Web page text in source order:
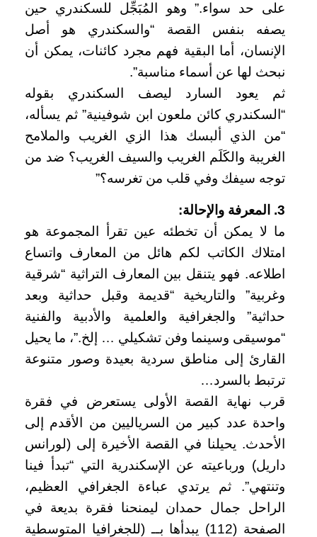
على حد سواء.” وهو المُبَجِّل للسكندري حين
يصفه بنفس القصة “والسكندري هو أصل
الإنسان، أما البقية فهم مجرد كائنات، يمكن أن
نبحث لها عن أسماء مناسبة”.
ثم يعود السارد ليصف السكندري بقوله
“السكندري كائن ملعون ابن شوفينية” ثم يسأله،
“من الذي ألبسك هذا الزي الغريب والملامح
الغريبة والكَلَم الغريب والسيف الغريب؟ ضد من
توجه سيفك وفي قلب من تغرسه؟”
3. المعرفة والإحالة:
ما لا يمكن أن تخطئه عين تقرأ المجموعة هو
امتلاك الكاتب لكم هائل من المعارف واتساع
اطلاعه. فهو يتنقل بين المعارف التراثية “شرقية
وغربية” والتاريخية “قديمة وقبل حداثية وبعد
حداثية” والجغرافية والعلمية والأدبية والفنية
“موسيقى وسينما وفن تشكيلي … إلخ.”، ما يحيل
القارئ إلى مناطق سردية بعيدة وصور متنوعة
ترتبط بالسرد…
قرب نهاية القصة الأولى يستعرض في فقرة
واحدة عدد كبير من السرياليين من الأقدم إلى
الأحدث. يحيلنا في القصة الأخيرة إلى (لورانس
داريل) ورباعيته عن الإسكندرية التي “تبدأ فينا
وتنتهي”. ثم يرتدي عباءة الجغرافي العظيم،
الراحل جمال حمدان ليمنحنا فقرة بديعة في
الصفحة (112) يبدأها بــ (للجغرافيا المتوسطية